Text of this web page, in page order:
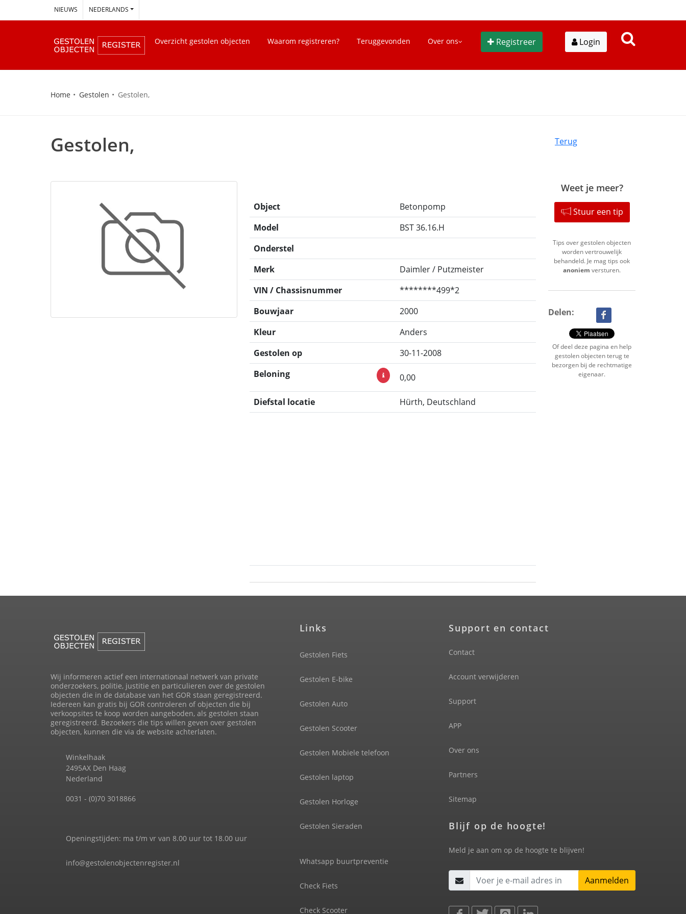
NIEUWS NEDERLANDS
Overzicht gestolen objecten Waarom registreren? Teruggevonden Over ons Registreer Login
Home Gestolen Gestolen,
Gestolen, Terug
Object
Betonpomp
Model
BST 36.16.H
Onderstel
Merk
Daimler / Putzmeister
VIN / Chassisnummer
********499*2
Bouwjaar
2000
Kleur
Anders
Gestolen op
30-11-2008
Beloning
0,00
Diefstal locatie Hürth, Deutschland
Weet je meer?
Stuur een tip
Tips over gestolen objecten
worden vertrouwelijk
behandeld. Je mag tips ook
anoniem versturen.
Delen:
Of deel deze pagina en help
gestolen objecten terug te
bezorgen bij de rechtmatige
eigenaar.
Wij informeren actief een internationaal netwerk van private
onderzoekers, politie, justitie en particulieren over de gestolen
objecten die in de database van het GOR staan geregistreerd.
Iedereen kan gratis bij GOR controleren of objecten die bij
verkoopsites te koop worden aangeboden, als gestolen staan
geregistreerd. Bezoekers die tips willen geven over gestolen
objecten, kunnen die via de website achterlaten.
Winkelhaak
2495AX Den Haag
Nederland
0031 - (0)70 3018866
Openingstijden: ma t/m vr van 8.00 uur tot 18.00 uur
info@gestolenobjectenregister.nl
Links
Gestolen Fiets
Gestolen E-bike
Gestolen Auto
Gestolen Scooter
Gestolen Mobiele telefoon
Gestolen laptop
Gestolen Horloge
Gestolen Sieraden
Whatsapp buurtpreventie
Check Fiets
Check Scooter
Support en contact
Contact
Account verwijderen
Support
APP
Over ons
Partners
Sitemap
Blijf op de hoogte!
Meld je aan om op de hoogte te blijven!
Aanmelden